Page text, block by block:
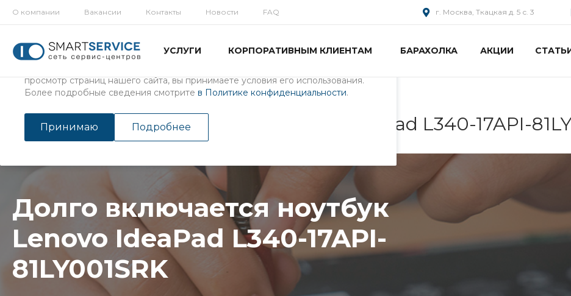
Мы используем файлы cookie, разработанные нашими специалистами и
просмотр страниц нашего сайта, вы принимаете условия его использования.
Более подробные сведения смотрите в Политике конфиденциальности.
Принимаю Подробнее
О компании Вакансии Контакты Новости FAQ г. Москва, Ткацкая д. 5 с. 3
УСЛУГИ КОРПОРАТИВНЫМ КЛИЕНТАМ БАРАХОЛКА АКЦИИ
Долго включается ноутбук Lenovo IdeaPad L340-17API-
Долго включается ноутбук
Lenovo IdeaPad L340-17API-
81LY001SRK